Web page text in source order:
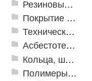
Резиновые и ПВХ дорожки
Покрытие из резиновой крошки
Техническая резина
Асбестотехнические и теплоизоляционные материалы
Кольца, шайбы, манжеты
Полимеры и пластики